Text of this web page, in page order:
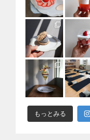
もっとみる